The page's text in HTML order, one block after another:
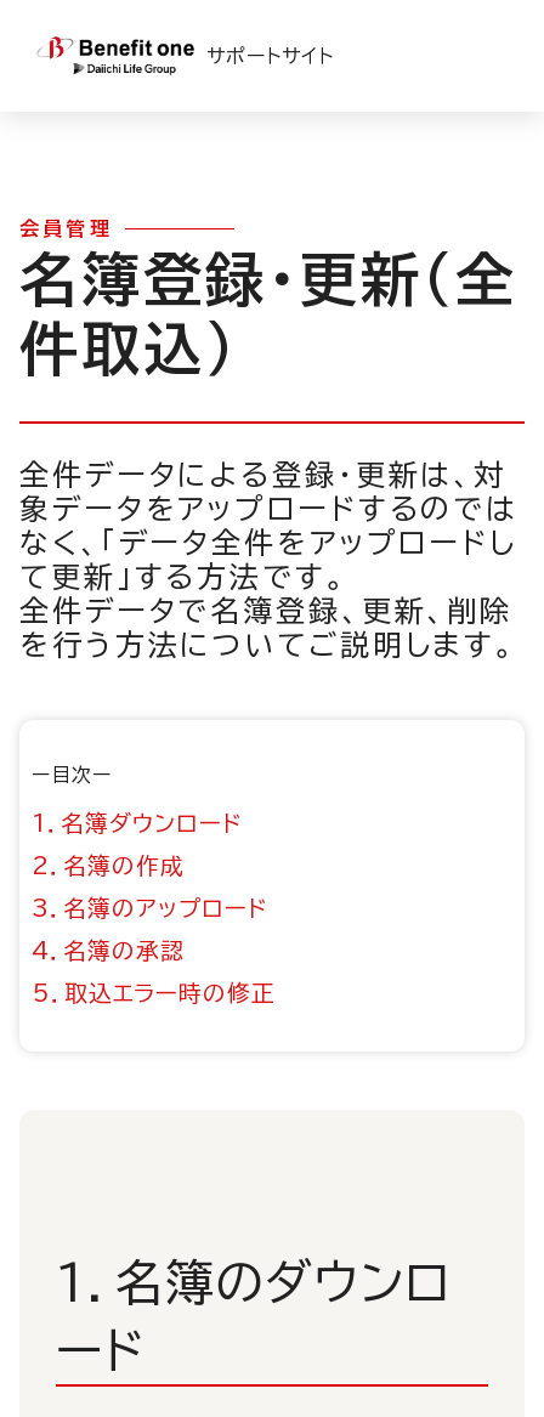
サポートサイト
会員管理TOP
> 会員管理 名簿登録更新（全件データ）
会員管理
名簿登録・更新（全
件取込）
全件データによる登録・更新は、対
象データをアップロードするのでは
なく、「データ全件をアップロードし
て更新」する方法です。
全件データで名簿登録、更新、削除
を行う方法についてご説明します。
ー目次ー
1．名簿ダウンロード
2．名簿の作成
3．名簿のアップロード
4．名簿の承認
5．取込エラー時の修正
1．名簿のダウンロ
ード